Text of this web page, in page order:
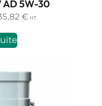
AD 5W-30
€Plage
HT